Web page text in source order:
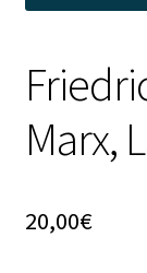
Marx,
20,00€